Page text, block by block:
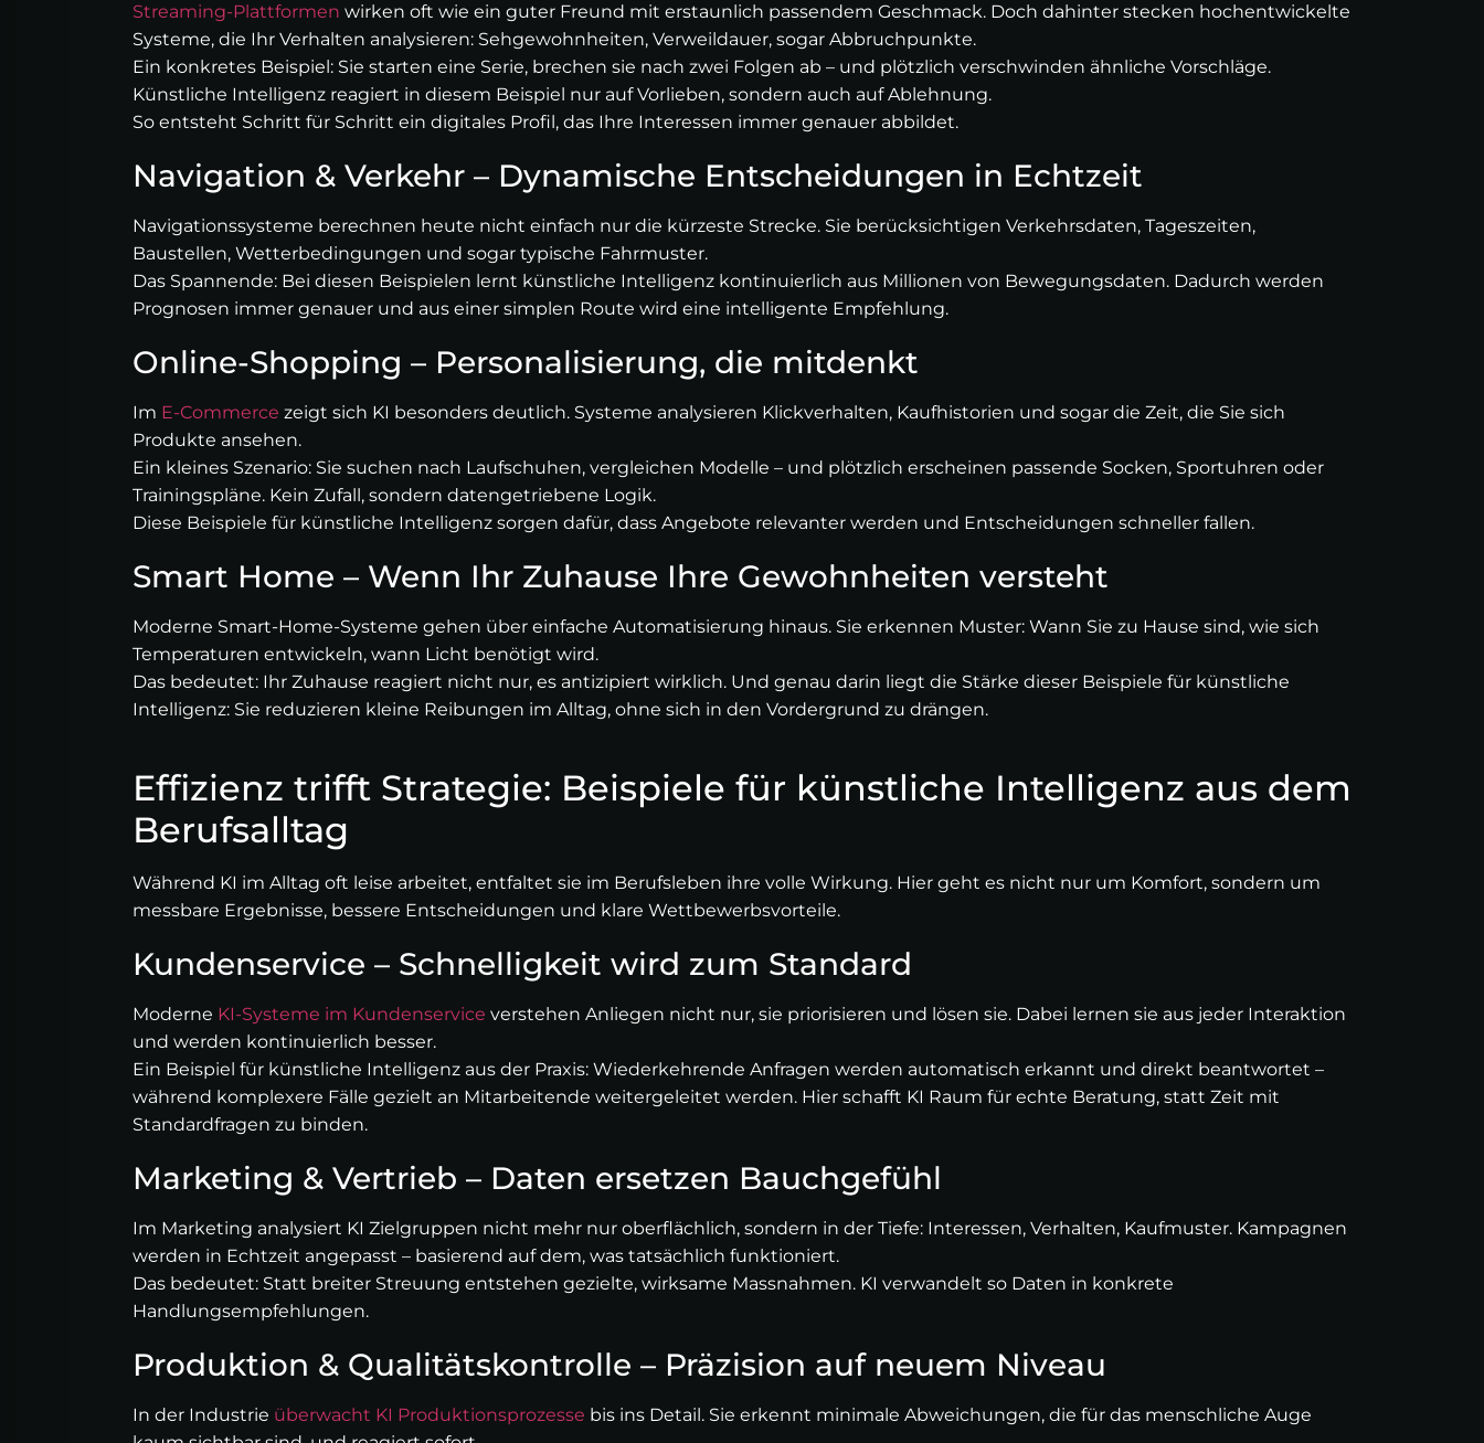
Streaming-Plattformen wirken oft wie ein guter Freund mit erstaunlich passendem Geschmack. Doch dahinter stecken hochentwickelte
Systeme, die Ihr Verhalten analysieren: Sehgewohnheiten, Verweildauer, sogar Abbruchpunkte.
Ein konkretes Beispiel: Sie starten eine Serie, brechen sie nach zwei Folgen ab – und plötzlich verschwinden ähnliche Vorschläge.
Künstliche Intelligenz reagiert in diesem Beispiel nur auf Vorlieben, sondern auch auf Ablehnung.
So entsteht Schritt für Schritt ein digitales Profil, das Ihre Interessen immer genauer abbildet.
Navigation & Verkehr – Dynamische Entscheidungen in Echtzeit
Navigationssysteme berechnen heute nicht einfach nur die kürzeste Strecke. Sie berücksichtigen Verkehrsdaten, Tageszeiten,
Baustellen, Wetterbedingungen und sogar typische Fahrmuster.
Das Spannende: Bei diesen Beispielen lernt künstliche Intelligenz kontinuierlich aus Millionen von Bewegungsdaten. Dadurch werden
Prognosen immer genauer und aus einer simplen Route wird eine intelligente Empfehlung.
Online-Shopping – Personalisierung, die mitdenkt
Im E-Commerce zeigt sich KI besonders deutlich. Systeme analysieren Klickverhalten, Kaufhistorien und sogar die Zeit, die Sie sich
Produkte ansehen.
Ein kleines Szenario: Sie suchen nach Laufschuhen, vergleichen Modelle – und plötzlich erscheinen passende Socken, Sportuhren oder
Trainingspläne. Kein Zufall, sondern datengetriebene Logik.
Diese Beispiele für künstliche Intelligenz sorgen dafür, dass Angebote relevanter werden und Entscheidungen schneller fallen.
Smart Home – Wenn Ihr Zuhause Ihre Gewohnheiten versteht
Moderne Smart-Home-Systeme gehen über einfache Automatisierung hinaus. Sie erkennen Muster: Wann Sie zu Hause sind, wie sich
Temperaturen entwickeln, wann Licht benötigt wird.
Das bedeutet: Ihr Zuhause reagiert nicht nur, es antizipiert wirklich. Und genau darin liegt die Stärke dieser Beispiele für künstliche
Intelligenz: Sie reduzieren kleine Reibungen im Alltag, ohne sich in den Vordergrund zu drängen.
Effizienz trifft Strategie: Beispiele für künstliche Intelligenz aus dem
Berufsalltag
Während KI im Alltag oft leise arbeitet, entfaltet sie im Berufsleben ihre volle Wirkung. Hier geht es nicht nur um Komfort, sondern um
messbare Ergebnisse, bessere Entscheidungen und klare Wettbewerbsvorteile.
Kundenservice – Schnelligkeit wird zum Standard
Moderne KI-Systeme im Kundenservice verstehen Anliegen nicht nur, sie priorisieren und lösen sie. Dabei lernen sie aus jeder Interaktion
und werden kontinuierlich besser.
Ein Beispiel für künstliche Intelligenz aus der Praxis: Wiederkehrende Anfragen werden automatisch erkannt und direkt beantwortet –
während komplexere Fälle gezielt an Mitarbeitende weitergeleitet werden. Hier schafft KI Raum für echte Beratung, statt Zeit mit
Standardfragen zu binden.
Marketing & Vertrieb – Daten ersetzen Bauchgefühl
Im Marketing analysiert KI Zielgruppen nicht mehr nur oberflächlich, sondern in der Tiefe: Interessen, Verhalten, Kaufmuster. Kampagnen
werden in Echtzeit angepasst – basierend auf dem, was tatsächlich funktioniert.
Das bedeutet: Statt breiter Streuung entstehen gezielte, wirksame Massnahmen. KI verwandelt so Daten in konkrete
Handlungsempfehlungen.
Produktion & Qualitätskontrolle – Präzision auf neuem Niveau
In der Industrie überwacht KI Produktionsprozesse bis ins Detail. Sie erkennt minimale Abweichungen, die für das menschliche Auge